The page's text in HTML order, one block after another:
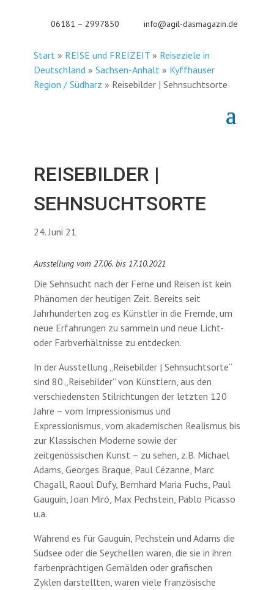
06181 – 2997850 info@agil-dasmagazin.de
Start» REISE und FREIZEIT» Reiseziele in
Deutschland» Sachsen-Anhalt» Kyffhäuser
Region / Südharz » Reisebilder | Sehnsuchtsorte
REISEBILDER |
SEHNSUCHTSORTE
24. Juni 21
Ausstellung vom 27.06. bis 17.10.2021
Die Sehnsucht nach der Ferne und Reisen ist kein
Phänomen der heutigen Zeit. Bereits seit
Jahrhunderten zog es Künstler in die Fremde, um
neue Erfahrungen zu sammeln und neue Licht-
oder Farbverhältnisse zu entdecken.
In der Ausstellung „Reisebilder | Sehnsuchtsorte“
sind 80 „Reisebilder“ von Künstlern, aus den
verschiedensten Stilrichtungen der letzten 120
Jahre – vom Impressionismus und
Expressionismus, vom akademischen Realismus bis
zur Klassischen Moderne sowie der
zeitgenössischen Kunst – zu sehen, z.B. Michael
Adams, Georges Braque, Paul Cézanne, Marc
Chagall, Raoul Dufy, Bernhard Maria Fuchs, Paul
Gauguin, Joan Miró, Max Pechstein, Pablo Picasso
u.a.
Während es für Gauguin, Pechstein und Adams die
Südsee oder die Seychellen waren, die sie in ihren
farbenprächtigen Gemälden oder grafischen
Zyklen darstellten, waren viele französische